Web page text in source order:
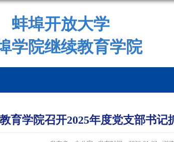
蚌埠开放大学
学院继续教育学院
育学院召开2025年度党支部书记